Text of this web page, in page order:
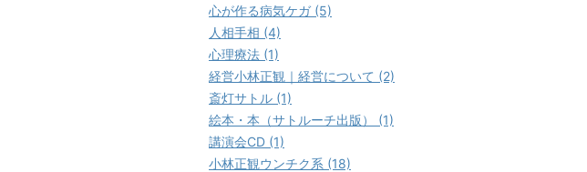
心が作る病気ケガ (5)
人相手相 (4)
心理療法 (1)
経営小林正観｜経営について (2)
斎灯サトル (1)
絵本・本（サトルーチ出版） (1)
講演会CD (1)
小林正観ウンチク系 (18)